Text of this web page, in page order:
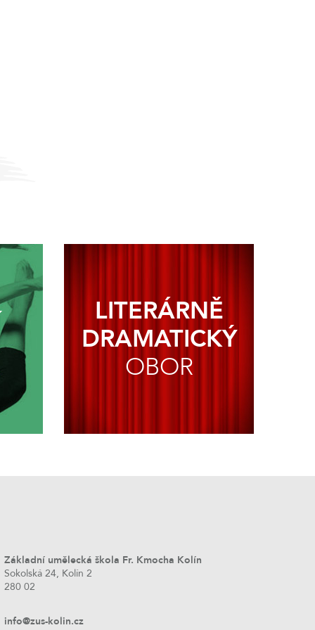
LITERÁRNĚ
DRAMATICKÝ
OBOR
Základní umělecká škola Fr. Kmocha Kolín
Sokolská 24, Kolín 2
280 02
info@zus-kolin.cz